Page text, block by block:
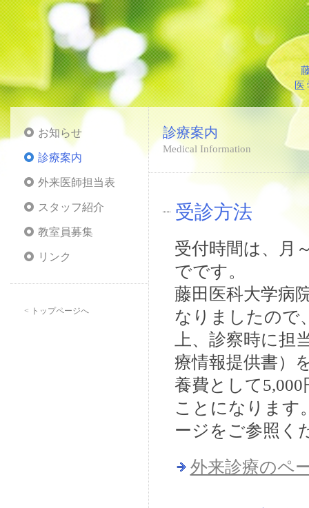
医
お知らせ
診療案内
外来医師担当表
スタッフ紹介
教室員募集
リンク
< トップページへ
診療案内
Medical Information
受診方法
受付時間は、月
でです。
藤田医科大学病
なりましたので
上、診察時に
療情報提供書）
養費として
ことになります
ージをご参照く
外来診療のペ